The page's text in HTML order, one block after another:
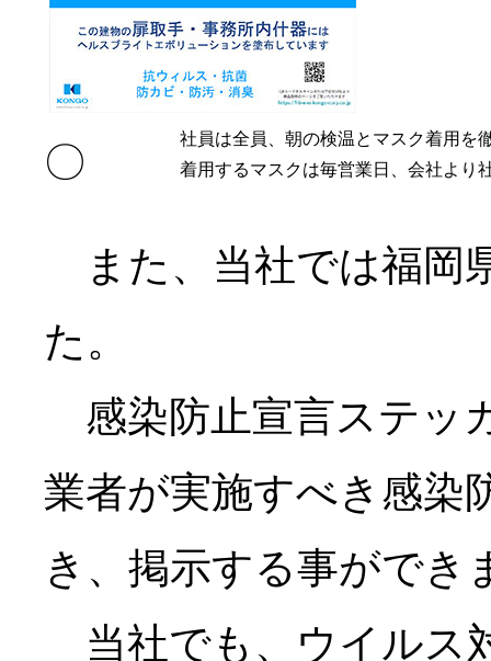
〇
社員は全員、朝の検温とマスク着用を
着用するマスクは毎営業日、会社より
また、当社では福岡
た。
感染防止宣言ステッ
業者が実施すべき感染
き、掲示する事ができ
当社でも、ウイルス